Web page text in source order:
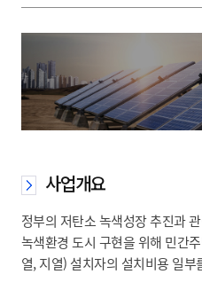
권
도
시
사업개요
정부의 저탄소 녹색성장 추진과
녹색환경 도시 구현을 위해 민간
열, 지열) 설치자의 설치비용 일부